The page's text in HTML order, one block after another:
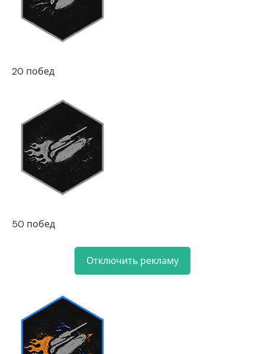
20 побед
50 побед
Отключить рекламу